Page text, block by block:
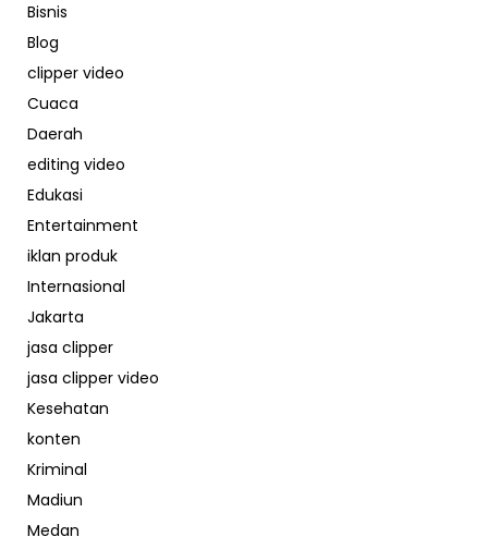
Bisnis
Blog
clipper video
Cuaca
Daerah
editing video
Edukasi
Entertainment
iklan produk
Internasional
Jakarta
jasa clipper
jasa clipper video
Kesehatan
konten
Kriminal
Madiun
Medan